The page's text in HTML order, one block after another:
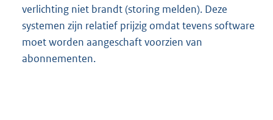
verlichting niet brandt (storing melden). Deze
systemen zijn relatief prijzig omdat tevens software
moet worden aangeschaft voorzien van
abonnementen.